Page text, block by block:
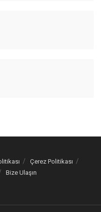
Çerez Politikası
Bize Ulaşın